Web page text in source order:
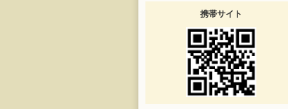
携帯サイト